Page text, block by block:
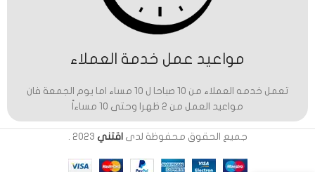
مواعيد عمل خدمة العملاء
تعمل خدمه العملاء من 10 صباحا ل 10 مساء اما يوم الجمعة فان
مواعيد العمل من 2 ظهرا وحتى 10 مساءاً
جميع الحقوق محفوظة لدى اقتني 2023